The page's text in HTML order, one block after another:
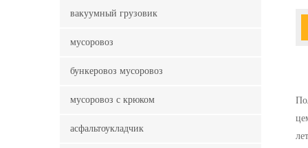
вакуумный грузовик
мусоровоз
бункеровоз мусоровоз
мусоровоз с крюком
асфальтоукладчик